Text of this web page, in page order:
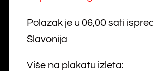
Polazak je u 06,00 sati
Slavonija
Više na plakatu izleta: